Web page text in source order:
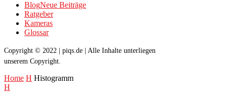
BlogNeue Beiträge
Ratgeber
Kameras
Glossar
Copyright © 2022 | piqs.de | Alle Inhalte unterliegen
unserem Copyright.
Home H Histogramm
H